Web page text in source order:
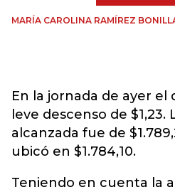
MARÍA CAROLINA RAMÍREZ
En la jornada de ayer
leve descenso de $1,23.
alcanzada fue de
ubicó en $1.784,10.
Teniendo en cuenta la